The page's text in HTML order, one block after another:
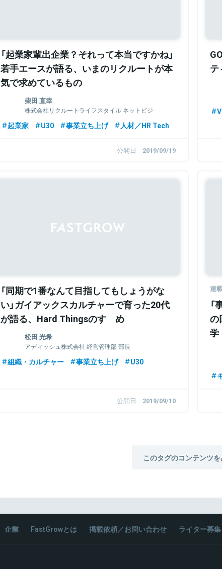
「起業家輩出企業？それって本当ですかね」
若手エースが語る、いまのリクルートが本
気で求めているもの
柴田 直幸
株式会社リクルートライフスタイル ネットビジ
ネス本部 データエンジニアユニット データソリ
ューショングループ
起業家 U30 事業立ち上げ 人材／HR Tech
公開日 2019/09/19
テ
「同期で1番なんて目指してもしょうがな
い」ガイアックスカルチャーで育った20代
が語る、Hard Thingsのすゝめ
松田 光希
アディッシュ株式会社 経営管理部 部長
組織・カルチャー 事業立ち上げ U30
公開日 2019/09/10
連
の
学
このタグのコンテンツ
企業 FastGrowとは 掲載依頼／お問い合わせ ライター募集